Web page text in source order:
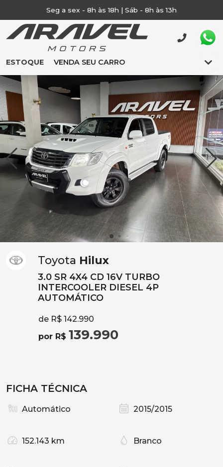
Seg a sex - 8h às 18h | Sáb - 8h às 13h
ESTOQUE VENDA SEU CARRO
Toyota Hilux
3.0 SR 4X4 CD 16V TURBO
INTERCOOLER DIESEL 4P
AUTOMÁTICO
de R$ 142.990
por R$ 139.990
FICHA TÉCNICA
Automático 2015/2015
152.143 km Branco